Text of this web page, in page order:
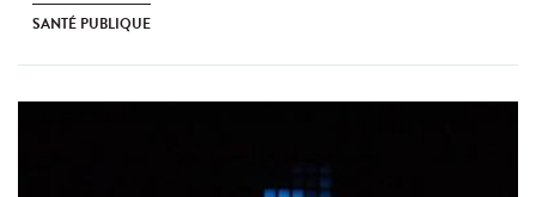
SANTÉ PUBLIQUE